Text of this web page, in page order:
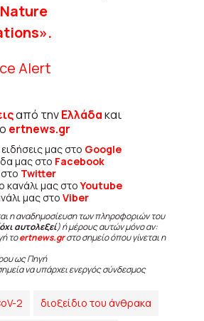
Alert
από τηνΕλλάδακαι
ertnews.gr
μας στο Google
μας στο Facebook
Twitter
κανάλι μας στοYoutube
μας στο Viber
η αναδημοσίευση των πληροφοριών του
όχι αυτολεξεί) ή μέρους αυτών μόνο αν:
τοertnews.grστο σημείο όπου γίνεται η
ως Πηγή
να υπάρχει ενεργός σύνδεσμος
2 διοξείδιο του άνθρακα